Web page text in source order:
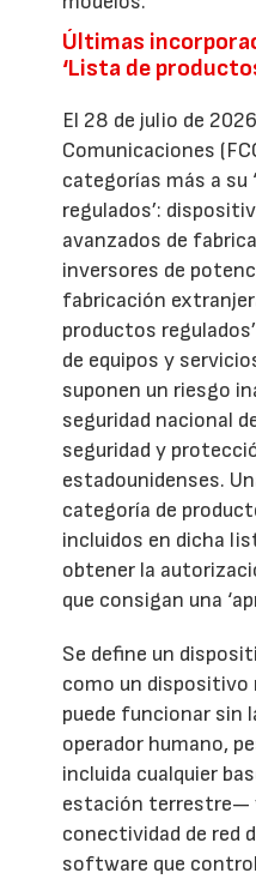
Últimas
‘Lista de
El 28 de julio de
Comunicaciones
categorías más a su
regulados’:
avanzados de
inversores de
fabricación
productos
de equipos y
suponen un riesgo
seguridad nacional
seguridad y
estadounidenses.
categoría de
incluidos en dicha
obtener la
que consigan una
Se define un
como un
puede funcionar sin
operador humano,
incluida cualquier
estación terrestre—
conectividad de red
software que